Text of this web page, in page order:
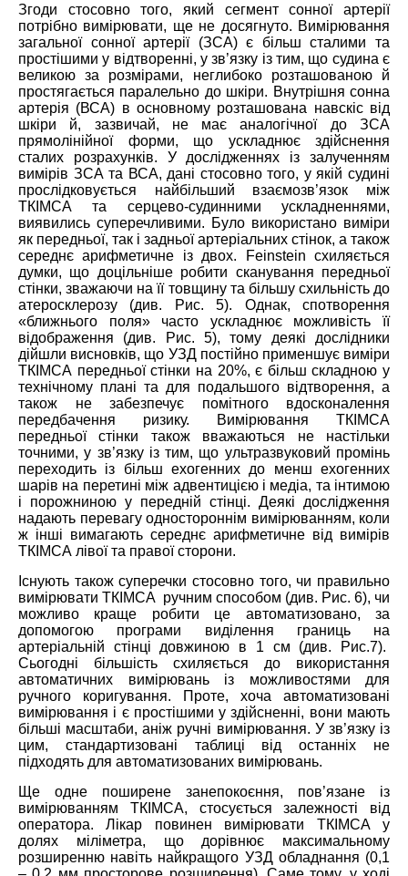
Згоди стосовно того, який сегмент сонної артерії
потрібно вимірювати, ще не досягнуто. Вимірювання
загальної сонної артерії (ЗСА) є більш сталими та
простішими у відтворенні, у зв’язку із тим, що судина є
великою за розмірами, неглибоко розташованою й
простягається паралельно до шкіри. Внутрішня сонна
артерія (ВСА) в основному розташована навскіс від
шкіри й, зазвичай, не має аналогічної до ЗСА
прямолінійної форми, що ускладнює здійснення
сталих розрахунків. У дослідженнях із залученням
вимірів ЗСА та ВСА, дані стосовно того, у якій судині
прослідковується найбільший взаємозв’язок між
ТКІМСА та серцево-судинними ускладненнями,
виявились суперечливими. Було використано виміри
як передньої, так і задньої артеріальних стінок, а також
середнє арифметичне із двох. Feinstein схиляється
думки, що доцільніше робити сканування передньої
стінки, зважаючи на її товщину та більшу схильність до
атеросклерозу (див. Рис. 5). Однак, спотворення
«ближнього поля» часто ускладнює можливість її
відображення (див. Рис. 5), тому деякі дослідники
дійшли висновків, що УЗД постійно применшує виміри
ТКІМСА передньої стінки на 20%, є більш складною у
технічному плані та для подальшого відтворення, а
також не забезпечує помітного вдосконалення
передбачення ризику. Вимірювання ТКІМСА
передньої стінки також вважаються не настільки
точними, у зв’язку із тим, що ультразвуковий промінь
переходить із більш ехогенних до менш ехогенних
шарів на перетині між адвентицією і медіа, та інтимою
і порожниною у передній стінці. Деякі дослідження
надають перевагу одностороннім вимірюванням, коли
ж інші вимагають середнє арифметичне від вимірів
ТКІМСА лівої та правої сторони.
Існують також суперечки стосовно того, чи правильно
вимірювати ТКІМСА ручним способом (див. Рис. 6), чи
можливо краще робити це автоматизовано, за
допомогою програми виділення границь на
артеріальній стінці довжиною в 1 см (див. Рис.7).
Сьогодні більшість схиляється до використання
автоматичних вимірювань із можливостями для
ручного коригування. Проте, хоча автоматизовані
вимірювання і є простішими у здійсненні, вони мають
більші масштаби, аніж ручні вимірювання. У зв’язку із
цим, стандартизовані таблиці від останніх не
підходять для автоматизованих вимірювань.
Ще одне поширене занепокоєння, пов’язане із
вимірюванням ТКІМСА, стосується залежності від
оператора. Лікар повинен вимірювати ТКІМСА у
долях міліметра, що дорівнює максимальному
розширенню навіть найкращого УЗД обладнання (0,1